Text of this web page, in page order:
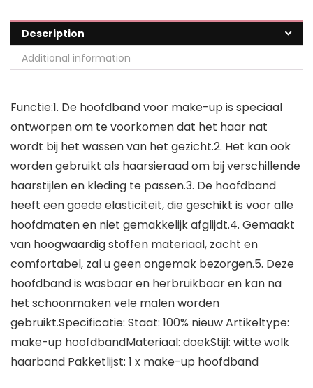
Description
Additional information
Functie:1. De hoofdband voor make-up is speciaal
ontworpen om te voorkomen dat het haar nat
wordt bij het wassen van het gezicht.2. Het kan ook
worden gebruikt als haarsieraad om bij verschillende
haarstijlen en kleding te passen.3. De hoofdband
heeft een goede elasticiteit, die geschikt is voor alle
hoofdmaten en niet gemakkelijk afglijdt.4. Gemaakt
van hoogwaardig stoffen materiaal, zacht en
comfortabel, zal u geen ongemak bezorgen.5. Deze
hoofdband is wasbaar en herbruikbaar en kan na
het schoonmaken vele malen worden
gebruikt.Specificatie: Staat: 100% nieuw Artikeltype:
make-up hoofdbandMateriaal: doekStijl: witte wolk
haarband Pakketlijst: 1 x make-up hoofdband